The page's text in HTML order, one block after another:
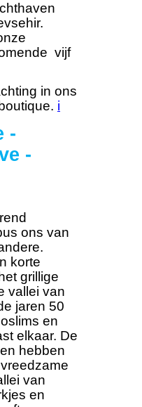
vijf
in ons
i
-
-
ons van
korte
grillige
vallei van
jaren 50
en
elkaar. De
hebben
van
en